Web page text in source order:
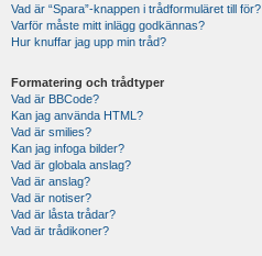
Vad är “Spara”-knappen i trådformuläret till för?
Varför måste mitt inlägg godkännas?
Hur knuffar jag upp min tråd?
Formatering och trådtyper
Vad är BBCode?
Kan jag använda HTML?
Vad är smilies?
Kan jag infoga bilder?
Vad är globala anslag?
Vad är anslag?
Vad är notiser?
Vad är låsta trådar?
Vad är trådikoner?